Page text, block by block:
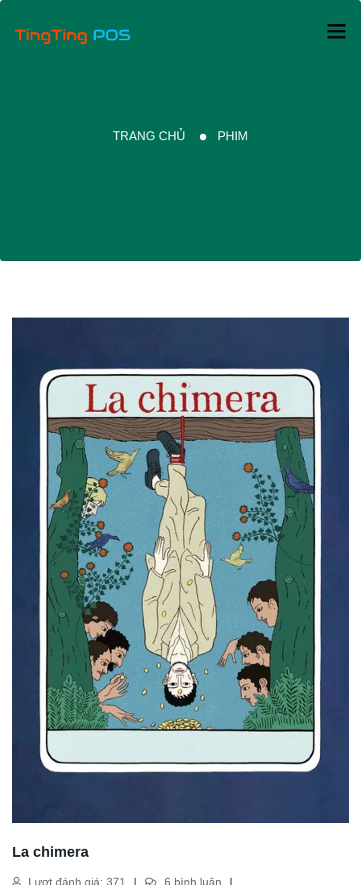
TRANG CHỦ PHIM
La chimera
Lượt đánh giá: 371
6 bình luận